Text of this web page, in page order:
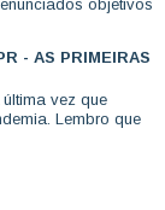
objetivos
- AS PRIMEIRAS
vez que
Lembro que